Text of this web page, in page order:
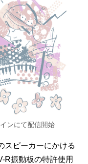
ンにて配信開始
スピーカーにかける
R振動板の特許使用